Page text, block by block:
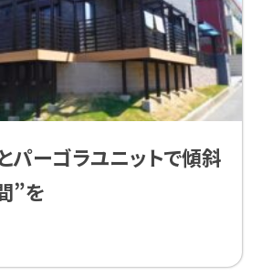
パーゴラユニットで傾斜
”を